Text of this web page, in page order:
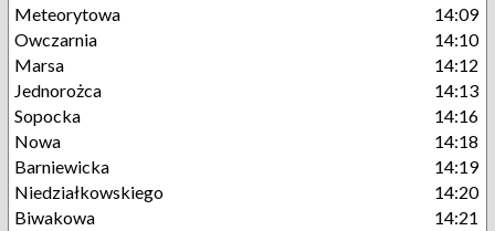
Meteorytowa
14:09
Owczarnia
14:10
Marsa
14:12
Jednorożca
14:13
Sopocka
14:16
Nowa
14:18
Barniewicka
14:19
Niedziałkowskiego
14:20
Biwakowa
14:21